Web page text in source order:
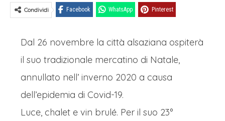
Condividi Facebook WhatsApp Pinterest
Dal 26 novembre la città alsaziana ospiterà
il suo tradizionale mercatino di Natale,
annullato nell’ inverno 2020 a causa
dell’epidemia di Covid-19.
Luce, chalet e vin brulé. Per il suo 23°